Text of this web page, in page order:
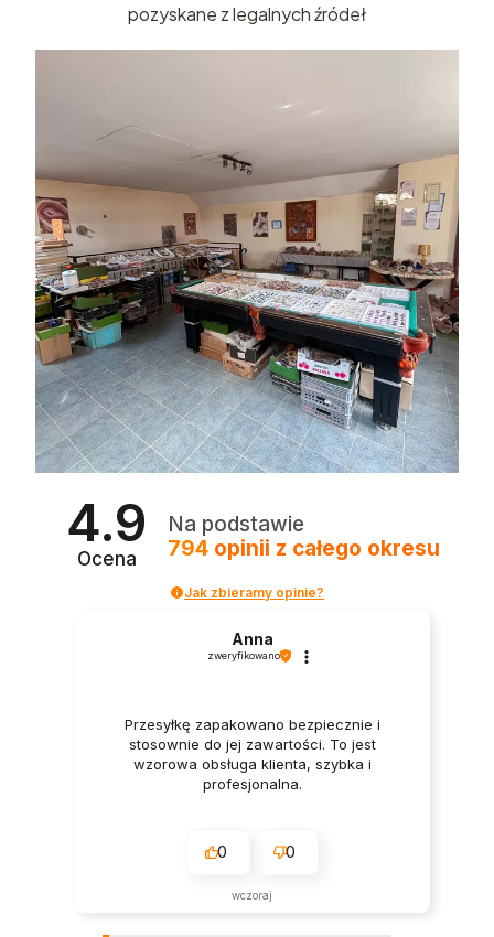
pozyskane z legalnych źródeł
4.9
Ocena
Na podstawie
794 opinii z całego okresu
Jak zbieramy opinie?
Anna
zweryfikowano
Przesyłkę zapakowano bezpiecznie i
stosownie do jej zawartości. To jest
wzorowa obsługa klienta, szybka i
profesjonalna.
0 0
wczoraj